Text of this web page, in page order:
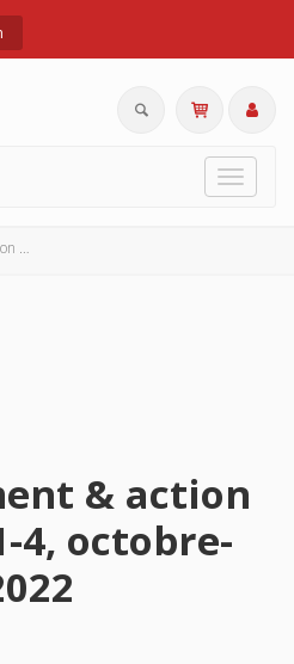
Toggle
& action
4, octobre-